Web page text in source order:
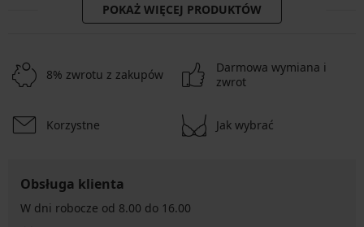
POKAŻ WIĘCEJ PRODUKTÓW
8% zwrotu z zakupów
Darmowa wymiana i
zwrot
Korzystne Jak wybrać
Obsługa klienta
W dni robocze od 8.00 do 16.00